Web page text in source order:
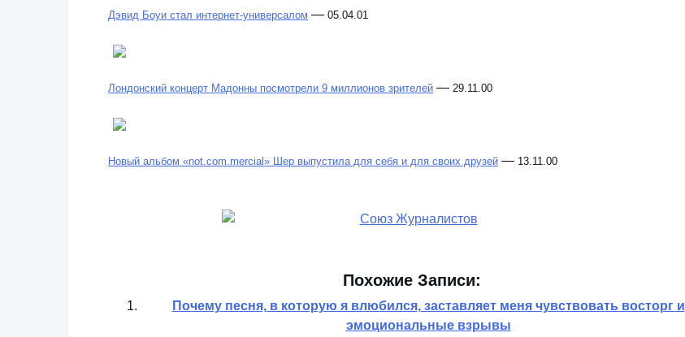
Дэвид Боуи стал интернет-универсалом — 05.04.01
Лондонский концерт Мадонны посмотрели 9 миллионов зрителей — 29.11.00
Новый альбом «not.com.mercial» Шер выпустила для себя и для своих друзей — 13.11.00
Похожие Записи:
Почему песня, в которую я влюбился, заставляет меня чувствовать восторг и
эмоциональные взрывы